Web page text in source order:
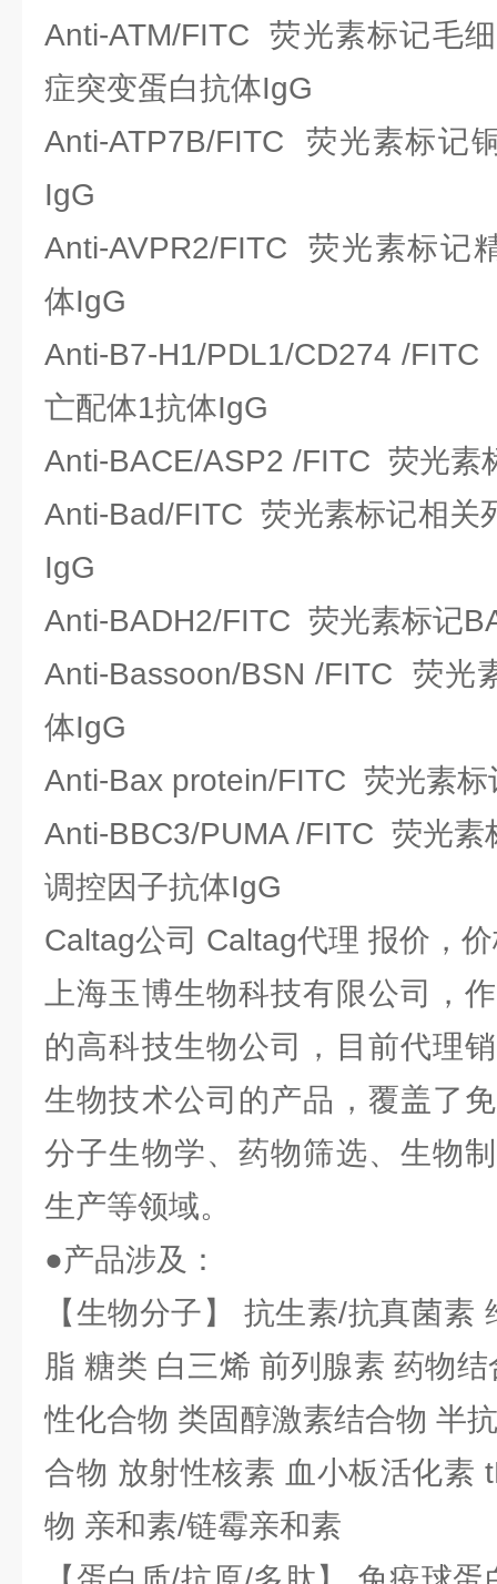
Anti-ATM/FITC 荧光素标记毛
症突变蛋白抗体IgG
Anti-ATP7B/FITC 荧光素标记
IgG
Anti-AVPR2/FITC 荧光素标记
体IgG
Anti-B7-H1/PDL1/CD274 /
亡配体1抗体IgG
Anti-BACE/ASP2 /FITC 荧光素
Anti-Bad/FITC 荧光素标记相关
IgG
Anti-BADH2/FITC 荧光素标记
Anti-Bassoon/BSN /FITC 荧光
体IgG
Anti-Bax protein/FITC 荧光素
Anti-BBC3/PUMA /FITC 荧光素
调控因子抗体IgG
Caltag公司 Caltag代理 报价，
上海玉博生物科技有限公司，
的高科技生物公司，目前代理
生物技术公司的产品，覆盖了
分子生物学、药物筛选、生物
生产等领域。
●产品涉及：
【生物分子】 抗生素/抗真菌素
脂 糖类 白三烯 前列腺素 药物
性化合物 类固醇激素结合物 半
合物 放射性核素 血小板活化素
物 亲和素/链霉亲和素